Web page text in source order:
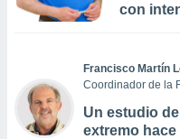
con
Francisco Martín
Coordinador de la
Un estudio
extremo